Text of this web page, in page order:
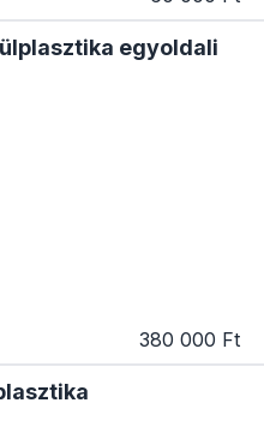
egyoldali
380 000 Ft